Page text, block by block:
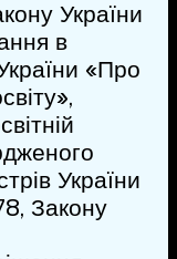
України
в
«Про
України
Закону